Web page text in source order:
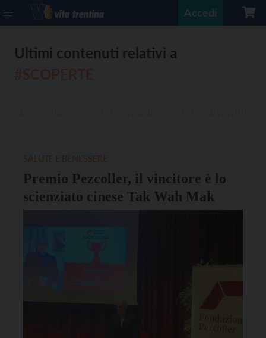
Accedi
Ultimi contenuti relativi a
Premio Pezcoller, il vincitore è lo
scienziato cinese Tak Wah Mak